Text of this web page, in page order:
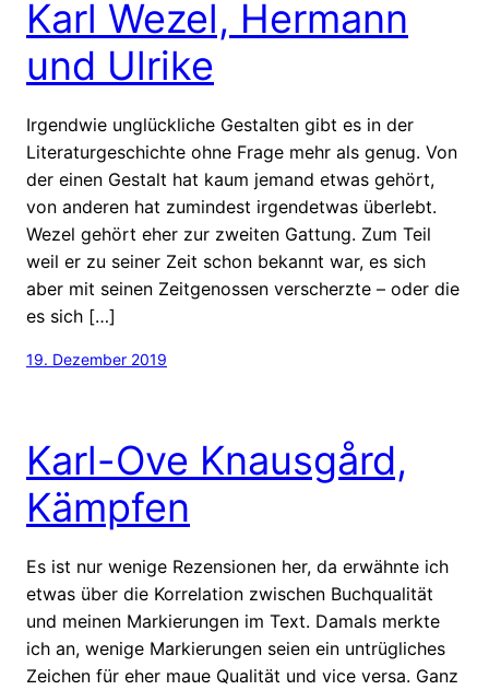
Karl Wezel, Hermann
und Ulrike
Irgendwie unglückliche Gestalten gibt es in der
Literaturgeschichte ohne Frage mehr als genug. Von
der einen Gestalt hat kaum jemand etwas gehört,
von anderen hat zumindest irgendetwas überlebt.
Wezel gehört eher zur zweiten Gattung. Zum Teil
weil er zu seiner Zeit schon bekannt war, es sich
aber mit seinen Zeitgenossen verscherzte – oder die
es sich […]
19. Dezember 2019
Karl-Ove Knausgård,
Kämpfen
Es ist nur wenige Rezensionen her, da erwähnte ich
etwas über die Korrelation zwischen Buchqualität
und meinen Markierungen im Text. Damals merkte
ich an, wenige Markierungen seien ein untrügliches
Zeichen für eher maue Qualität und vice versa. Ganz